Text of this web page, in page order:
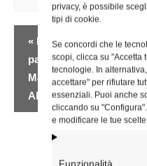
privacy, è possibile
tipi di cookie.
Se concordi che le
scopi, clicca su "Accetta
tecnologie. In
accettare" per rifiutare
essenziali. Puoi anche
cliccando su
e modificare le tue
Funzionalità
Evento
Navigazione
« Incontro presso la
parrocchia Santa
Margherita Maria
Alacoque